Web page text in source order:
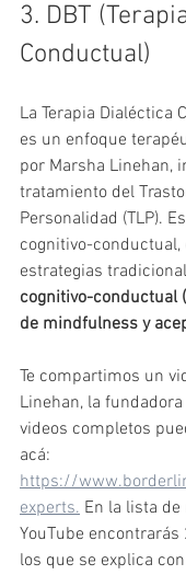
3. DBT
Conductual)
La Terapia Dialéctica
es un enfoque
por Marsha Linehan,
tratamiento del
Personalidad (TLP).
cognitivo-conductual,
estrategias
cognitivo-conductual
de mindfulness y
Te compartimos un
Linehan, la
videos completos
acá:
https://
experts. En la lista
YouTube
los que se explica